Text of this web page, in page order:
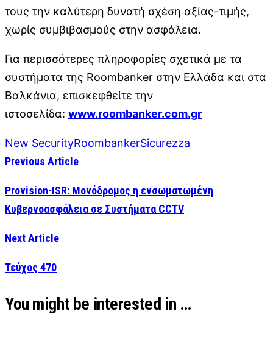
τους την καλύτερη δυνατή σχέση αξίας-τιμής,
χωρίς συμβιβασμούς στην ασφάλεια.
Για περισσότερες πληροφορίες σχετικά με τα
συστήματα της Roombanker στην Ελλάδα και στα
Βαλκάνια, επισκεφθείτε την
ιστοσελίδα: www.roombanker.com.gr
New SecurityRoombankerSicurezza
Previous Article
Provision-ISR: Μονόδρομος η ενσωματωμένη
Κυβερνοασφάλεια σε Συστήματα CCTV
Next Article
Τεύχος 470
You might be interested in …